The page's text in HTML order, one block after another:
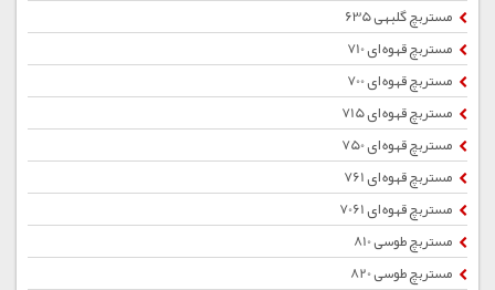
مستربچ گلبهی 635
مستربچ قهوه ای 710
مستربچ قهوه ای 700
مستربچ قهوه ای 715
مستربچ قهوه ای 750
مستربچ قهوه ای 761
مستربچ قهوه ای 7061
مستربچ طوسی 810
مستربچ طوسی 820